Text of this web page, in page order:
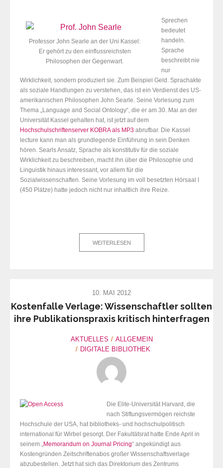
Professor John Searle an der Uni Kassel:
Er gehört zu den einflussreichsten
Philosophen der Gegenwart.
Sprechen
bedeutet
handeln.
Sprache
beschreibt nie
nur
Wirklichkeit, sondern produziert sie. Zum Beispiel Geld. Sprachakte
als soziale Handlungen zu verstehen, das ist ein Verdienst des US-
amerikanischen Philosophen John Searle. Seine Vorlesung zum
Thema „Language and Social Ontology“, die er am 30. Mai an der
Universität Kassel gehalten hat, ist jetzt auf dem
Hochschulschriftenserver KOBRA als MP3 abrufbar. Die Kassel
lecture kann man als grundlegende Einführung in sein Denken
hören. Searls Ansatz, Sprache als konstitutiv für die soziale
Wirklichkeit zu beschreiben, macht ihn über die Philosophie und
Linguistik hinaus interessant, vor allem für die
Sozialwissenschaften. Seine Vorlesung im voll besetzten Hörsaal I
(450 Plätze) hatte jedoch nicht nur inhaltlich ihre Reize.
WEITERLESEN
10. MAI 2012
Kostenfalle Verlage: Wissenschaftler sollten
ihre Publikationspraxis kritisch hinterfragen
AKTUELLES
ALLGEMEIN
DIGITALE BIBLIOTHEK
Die Elite-Universität Harvard, die
nach Stiftungsvermögen reichste
Hochschule der USA, hat bibliotheks- und hochschulpolitisch
international für Wirbel gesorgt. Der Fakultätsrat hatte Ende April in
seinem „ Memorandum on Journal Pricing“ angekündigt aus
Kostengründen Zeitschriftenabos großer Wissenschaftsverlage
abzubestellen. Jetzt hat sich das Direktorium des Zentrums